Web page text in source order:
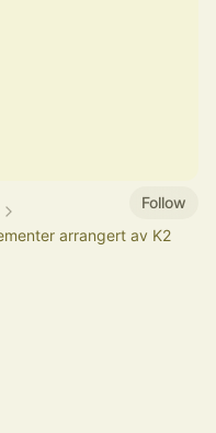
Follow
arrangert av K2